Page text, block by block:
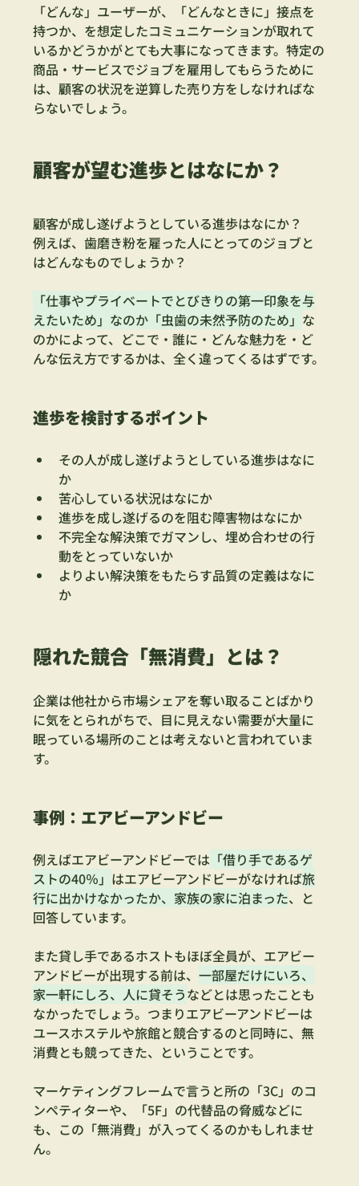
「どんな」ユーザーが、「どんなときに」接点を
持つか、を想定したコミュニケーションが取れて
いるかどうかがとても大事になってきます。特定の
商品・サービスでジョブを雇用してもらうために
は、顧客の状況を逆算した売り方をしなければな
らないでしょう。
顧客が望む進歩とはなにか？
顧客が成し遂げようとしている進歩はなにか？
例えば、歯磨き粉を雇った人にとってのジョブと
はどんなものでしょうか？
「仕事やプライベートでとびきりの第一印象を与
えたいため」なのか「虫歯の未然予防のため」 な
のかによって、どこで・誰に・どんな魅力を・ど
んな伝え方でするかは、全く違ってくるはずです。
進歩を検討するポイント
その人が成し遂げようとしている進歩はなに
か
苦心している状況はなにか
進歩を成し遂げるのを阻む障害物はなにか
不完全な解決策でガマンし、埋め合わせの行
動をとっていないか
よりよい解決策をもたらす品質の定義はなに
か
隠れた競合「無消費」とは？
企業は他社から市場シェアを奪い取ることばかり
に気をとられがちで、目に見えない需要が大量に
眠っている場所のことは考えないと言われていま
す。
事例：エアビーアンドビー
例えばエアビーアンドビーでは 「借り手であるゲ
ストの40％」 はエアビーアンドビーがなければ旅
行に出かけなかったか、家族の家に泊まった、と
回答しています。
また貸し手であるホストもほぼ全員が、エアビー
アンドビーが出現する前は、一部屋だけにいろ、
家一軒にしろ、人に貸そうなどとは思ったことも
なかったでしょう。つまりエアビーアンドビーは
ユースホステルや旅館と競合するのと同時に、無
消費とも競ってきた、ということです。
マーケティングフレームで言うと所の「3C」のコ
ンペティターや、「5F」の代替品の脅威などに
も、この「無消費」が入ってくるのかもしれませ
ん。